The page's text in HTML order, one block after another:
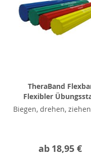
TheraBand
Flexibler
Biegen, drehen,
ab 18,95 €